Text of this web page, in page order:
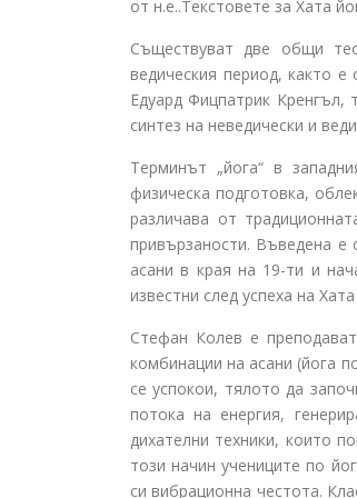
от н.е..Текстовете за Хата
Съществуват две общи
ведическия период, както
Едуард Фицпатрик Кренгъл,
синтез на неведически и
Терминът „йога“ в
физическа подготовка,
различава от
привързаности. Въведена е
асани в края на 19-ти и
известни след успеха на
Стефан Колев е
комбинации на асани (йога
се успокои, тялото да
потока на енергия,
дихателни техники, които
този начин учениците по
си вибрационна честота.